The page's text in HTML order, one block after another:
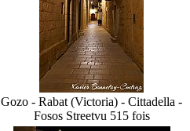
Gozo - Rabat (Victoria) - Cittadella -
Fosos Streetvu 515 fois